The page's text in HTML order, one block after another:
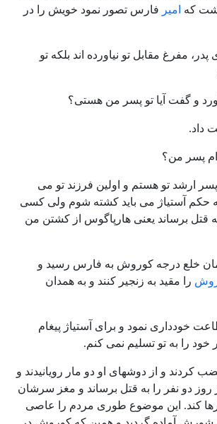
که امیر فارس تصور نمود خویش را در
مفرغ مقابل تو نیاورده اند بلکه تو
و گفت آیا تو پسر من هستی؟
داد.
پسر من؟
ارشد تو هستم و اولین فرزند تو می
حکم آستیاژ می باید کشته شوم ولی کسی
قتل برساند یعنی هارپاگوس از کشتن من
خلع درجه کوروش به فارس رسید و
را مقید به زنجیر کنند و به همدان
خودداری نمود و برای آستیاژ پیغام
را به تو تسلیم نمی کنم.
کردند و از دوشهای او دو مار رویانیدند و
روز دو نفر را به قتل برساند و مغز سرشان
کند. این موضوع طوری مردم را عاصی